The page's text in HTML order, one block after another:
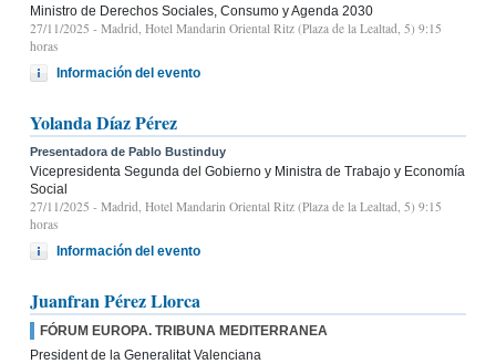
Ministro de Derechos Sociales, Consumo y Agenda 2030
27/11/2025 - Madrid, Hotel Mandarin Oriental Ritz (Plaza de la Lealtad, 5) 9:15
horas
Información del evento
Yolanda Díaz Pérez
Presentadora de Pablo Bustinduy
Vicepresidenta Segunda del Gobierno y Ministra de Trabajo y Economía
Social
27/11/2025 - Madrid, Hotel Mandarin Oriental Ritz (Plaza de la Lealtad, 5) 9:15
horas
Información del evento
Juanfran Pérez Llorca
FÓRUM EUROPA. TRIBUNA MEDITERRANEA
President de la Generalitat Valenciana